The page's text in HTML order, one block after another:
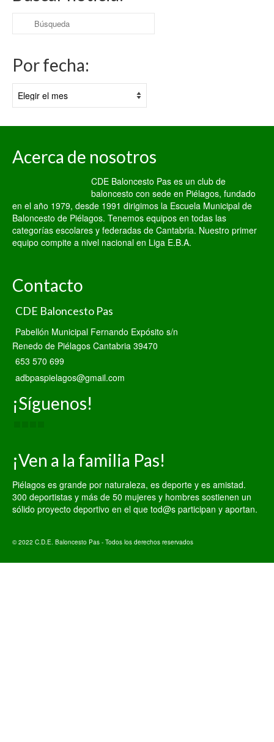
Buscar
por:
Por fecha:
fecha:
Acerca de nosotros
CDE Baloncesto Pas es un club de
baloncesto con sede en Piélagos, fundado
en el año 1979, desde 1991 dirigimos la Escuela Municipal de
Baloncesto de Piélagos. Tenemos equipos en todas las
categorías escolares y federadas de Cantabria. Nuestro primer
equipo compite a nivel nacional en Liga E.B.A.
Contacto
CDE Baloncesto Pas
Pabellón Municipal Fernando Expósito s/n
Renedo de Piélagos Cantabria 39470
653 570 699
adbpaspielagos@gmail.com
¡Síguenos!
¡Ven a la familia Pas!
Piélagos es grande por naturaleza, es deporte y es amistad.
300 deportistas y más de 50 mujeres y hombres sostienen un
sólido proyecto deportivo en el que tod@s participan y aportan.
© 2022 C.D.E. Baloncesto Pas - Todos los derechos reservados